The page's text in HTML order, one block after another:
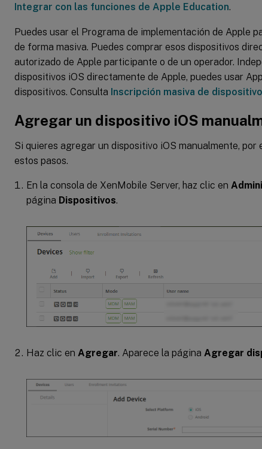
Integrar con las funciones de Apple Education.
Puedes usar el Programa de implementación de Apple
de forma masiva. Puedes comprar esos dispositivos
autorizado de Apple participante o de un operador.
dispositivos iOS directamente de Apple, puedes usar
dispositivos. Consulta Inscripción masiva de
Agregar un dispositivo iOS
Si quieres agregar un dispositivo iOS manualmente, por
estos pasos.
En la consola de XenMobile Server, haz clic en
página Dispositivos.
Haz clic en Agregar. Aparece la página Agregar